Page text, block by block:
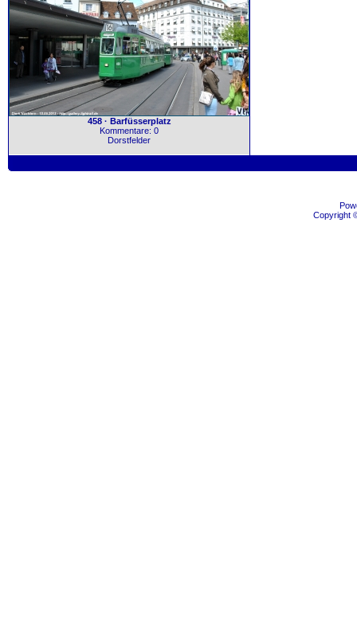
458 · Barfüsserplatz
Kommentare: 0
Dorstfelder
Copyright